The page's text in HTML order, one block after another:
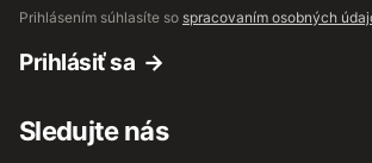
Prihlásením súhlasíte so spracovaním osobných
Prihlásiť sa
Sledujte nás